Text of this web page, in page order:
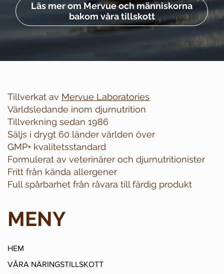
Läs mer om Mervue och människorna
bakom våra tillskott
Tillverkat av Mervue Laboratories
Världsledande inom djurnutrition
Tillverkning sedan 1986
Säljs i drygt 60 länder världen över
GMP+ kvalitetsstandard
Formulerat av veterinärer och djurnutritionister
Fritt från kända allergener
Full spårbarhet från råvara till färdig produkt
MENY
HEM
VÅRA NÄRINGSTILLSKOTT